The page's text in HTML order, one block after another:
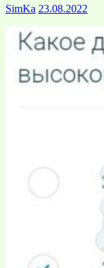
SimKa 23.08.2022